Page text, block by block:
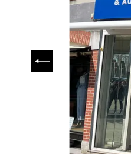
PRÉCÉDENT